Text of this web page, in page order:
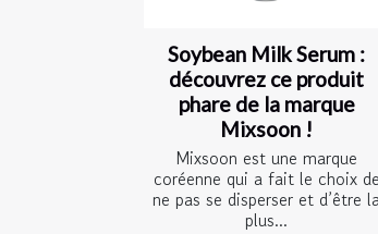
Soybean Milk Serum :
découvrez ce produit
phare de la marque
Mixsoon !
Mixsoon est une marque
coréenne qui a fait le choix de
ne pas se disperser et d’être
plus...